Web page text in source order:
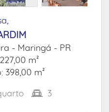
- Maringá - PR
m²
398,00 m²
3